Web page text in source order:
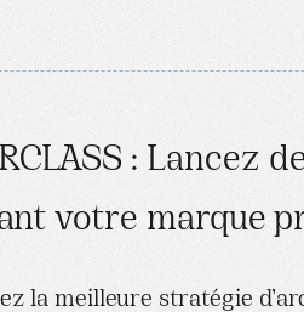
: Lancez
votre marque
la meilleure stratégie